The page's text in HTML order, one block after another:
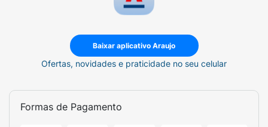
Baixar aplicativo Araujo
Ofertas, novidades e praticidade no seu celular
Formas de Pagamento